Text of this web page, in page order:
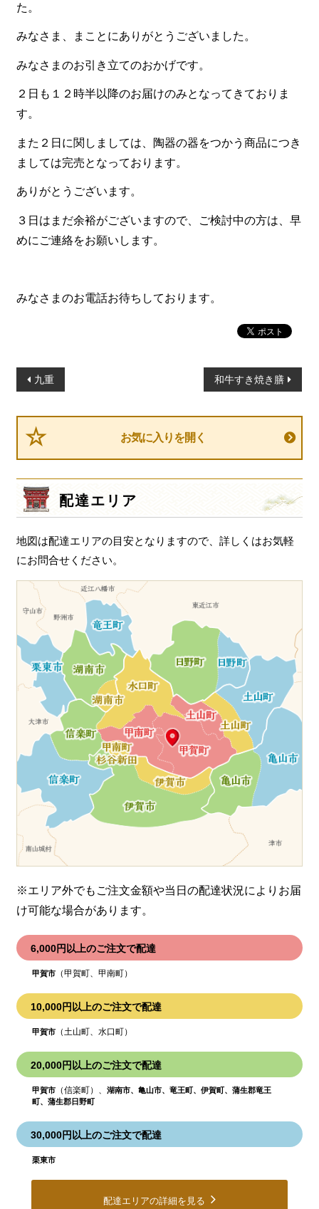
お魚メイン弁当
お野菜メイン弁当
旬の食材弁当
種類から選ぶ
近江(滋賀)地方ゆかりの弁当
四得オードブル
お知らせ
スタッフブログ
求人情報
会社概要
サイトマップ
特定商取引法に基づく表記
た。
みなさま、まことにありがとうございました。
みなさまのお引き立てのおかげです。
２日も１２時半以降のお届けのみとなってきておりま
す。
また２日に関しましては、陶器の器をつかう商品につき
ましては完売となっております。
ありがとうございます。
３日はまだ余裕がございますので、ご検討中の方は、早
めにご連絡をお願いします。
みなさまのお電話お待ちしております。
投
稿
ナ
ビ
ゲ
ー
シ
ョ
ン
九重 和牛すき焼き膳
お気に入りを開く
配達エリア
地図は配達エリアの目安となりますので、詳しくはお気軽
にお問合せください。
※エリア外でもご注文金額や当日の配達状況により お届
け可能な場合があります。
6,000円以上のご注文で配達
甲賀市 （甲賀町、甲南町）
10,000円以上のご注文で配達
甲賀市 （土山町、水口町）
20,000円以上のご注文で配達
甲賀市 （信楽町）、湖南市、亀山市、竜王町、伊賀町、蒲生郡竜王
町、蒲生郡日野町
30,000円以上のご注文で配達
栗東市
配達エリアの詳細を見る